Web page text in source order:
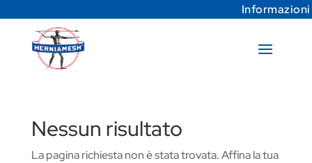
Informazioni
Nessun risultato
La pagina richiesta non è stata trovata. Affina la tua